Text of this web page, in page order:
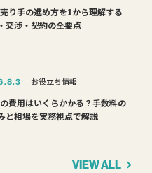
り手の進め方を1から理解する｜
交渉・契約の全要点
お役立ち情報
費用はいくらかかる？手数料の
と相場を実務視点で解説
VIEW ALL